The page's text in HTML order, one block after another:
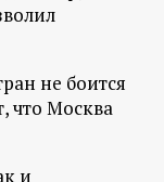
не боится
что Москва
и